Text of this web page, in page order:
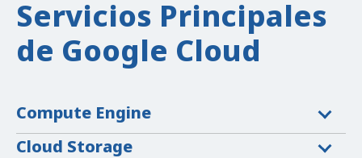
Servicios Principales
de Google Cloud
Compute Engine
Cloud Storage